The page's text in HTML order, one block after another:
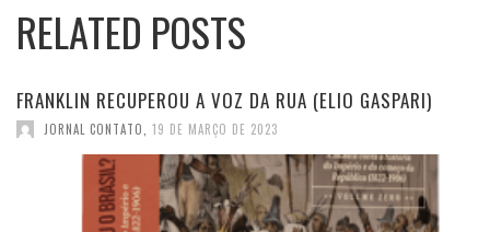
RELATED POSTS
FRANKLIN RECUPEROU A VOZ DA RUA (ELIO GASPARI)
JORNAL CONTATO 19 DE MARÇO DE 2023